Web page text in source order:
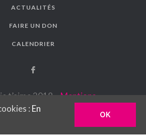
ACTUALITÉS
FAIRE UN DON
CALENDRIER
t’aime 2018 –Mentions
– Création
: En
OK